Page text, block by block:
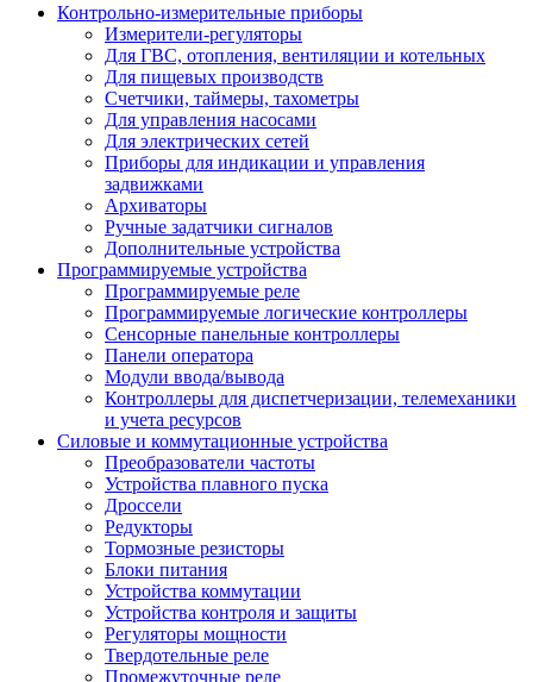
Контрольно-измерительные приборы
Измерители-регуляторы
Для ГВС, отопления, вентиляции и котельных
Для пищевых производств
Счетчики, таймеры, тахометры
Для управления насосами
Для электрических сетей
Приборы для индикации и управления
задвижками
Архиваторы
Ручные задатчики сигналов
Дополнительные устройства
Программируемые устройства
Программируемые реле
Программируемые логические контроллеры
Сенсорные панельные контроллеры
Панели оператора
Модули ввода/вывода
Контроллеры для диспетчеризации, телемеханики
и учета ресурсов
Силовые и коммутационные устройства
Преобразователи частоты
Устройства плавного пуска
Дроссели
Редукторы
Тормозные резисторы
Блоки питания
Устройства коммутации
Устройства контроля и защиты
Регуляторы мощности
Твердотельные реле
Промежуточные реле